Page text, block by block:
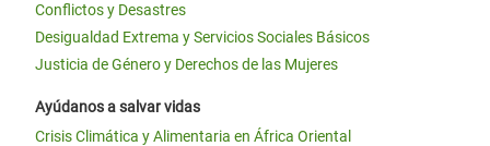
Conflictos y Desastres
Desigualdad Extrema y Servicios Sociales Básicos
Justicia de Género y Derechos de las Mujeres
Ayúdanos a salvar vidas
Crisis Climática y Alimentaria en África Oriental